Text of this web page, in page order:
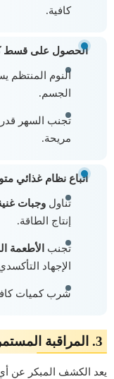
كافية.
الحصول على قسط
النوم المنتظم
الجسم.
تجنب السهر
مريحة.
اتباع نظام غذائي
تناول وجبات
إنتاج الطاقة.
تجنب الأطعمة
الإجهاد
شرب كميات
3. المراقبة المستمرة
يعد الكشف المبكر عن